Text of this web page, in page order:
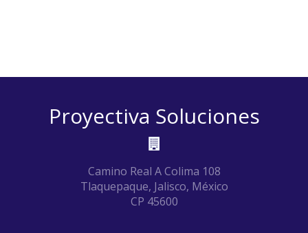
Proyectiva Soluciones
Camino Real A Colima 108
Tlaquepaque, Jalisco, México
CP 45600